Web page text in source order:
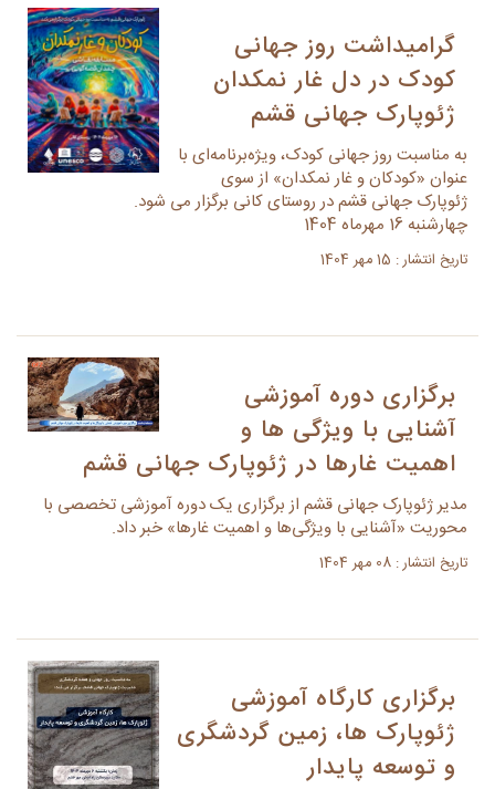
گرامیداشت روز جهانی
کودک در دل غار نمکدان
ژئوپارک جهانی قشم
به مناسبت روز جهانی کودک، ویژه‌برنامه‌ای با
عنوان «کودکان و غار نمکدان» از سوی
ژئوپارک جهانی قشم در روستای کانی برگزار می شود.
چهارشنبه 16 مهرماه 1404
تاریخ انتشار : 15 مهر 1404
برگزاری دوره آموزشی
آشنایی با ویژگی ها و
اهمیت غارها در ژئوپارک جهانی قشم
مدیر ژئوپارک جهانی قشم از برگزاری یک دوره آموزشی تخصصی با
محوریت «آشنایی با ویژگی‌ها و اهمیت غارها» خبر داد.
تاریخ انتشار : 08 مهر 1404
برگزاری کارگاه آموزشی
ژئوپارک ها، زمین گردشگری
و توسعه پایدار